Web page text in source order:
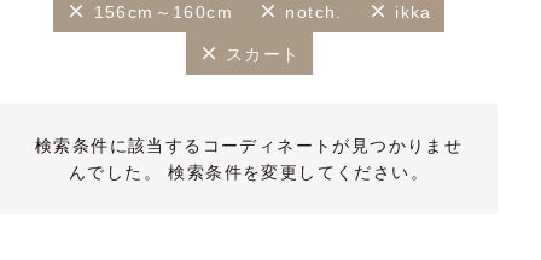
156cm～160cm notch. ikka
スカート
検索条件に該当するコーディネートが見つかりませ
んでした。 検索条件を変更してください。